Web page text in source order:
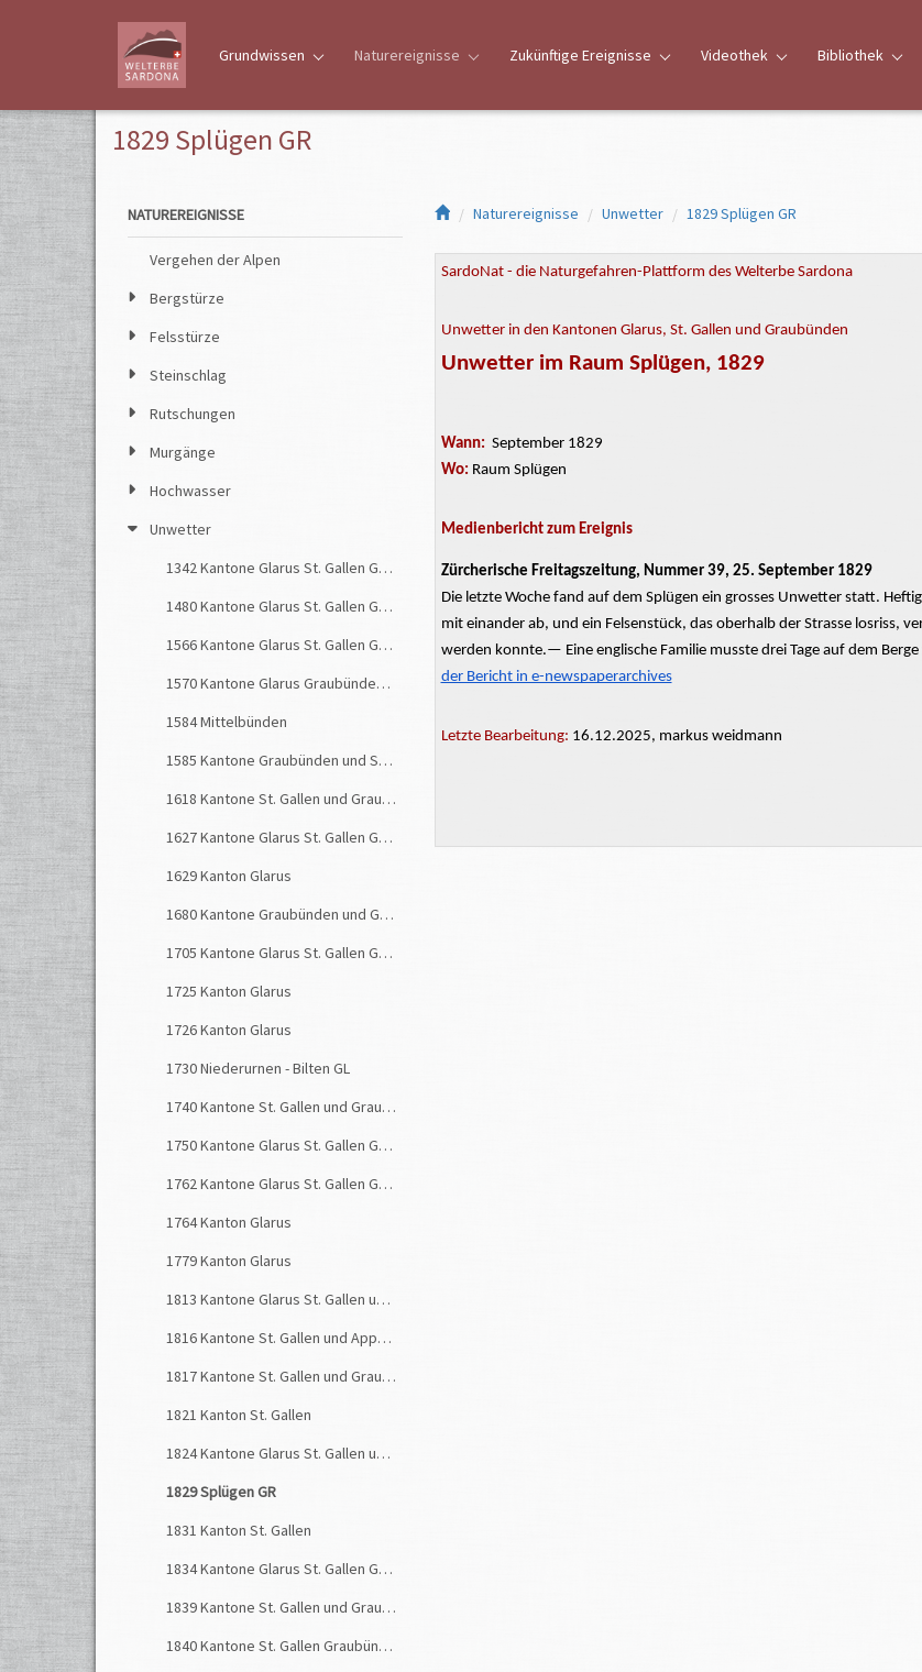
Grundwissen Naturereignisse Zukünftige Ereignisse Videothek Bibliothek
1829 Splügen GR
Naturereignisse Unwetter 1829 Splügen GR
SardoNat - die Naturgefahren-Plattform des Welterbe Sardona
Unwetter in den Kantonen Glarus, St. Gallen und Graubünden
Unwetter im Raum Splügen, 1829
Wann: September 1829
Wo: Raum Splügen
Medienbericht zum Ereignis
Zürcherische Freitagszeitung, Nummer 39, 25. September 1829
Die letzteWoche fand auf dem Splügen ein grossesUnwetter statt.
mit einanderab, und ein Felsenstück, das oberhalb der Strasse losriss,
werden konnte.— Eine englische Familie musste drei Tage auf dem
der Bericht in e-newspaperarchives
Letzte Bearbeitung: 16.12.2025, markus weidmann
NATUREREIGNISSE
Vergehen der Alpen
Bergstürze
Felsstürze
Steinschlag
Rutschungen
Murgänge
Hochwasser
Unwetter
1342 Kantone Glarus St. Gallen Graubünden
1480 Kantone Glarus St. Gallen Graubünden
1566 Kantone Glarus St. Gallen Graubünden
1570 Kantone Glarus Graubünden St. Gallen
1584 Mittelbünden
1585 Kantone Graubünden und St. Gallen
1618 Kantone St. Gallen und Graubünden
1627 Kantone Glarus St. Gallen Graubünden
1629 Kanton Glarus
1680 Kantone Graubünden und Glarus
1705 Kantone Glarus St. Gallen Graubünden
1725 Kanton Glarus
1726 Kanton Glarus
1730 Niederurnen - Bilten GL
1740 Kantone St. Gallen und Graubünden
1750 Kantone Glarus St. Gallen Graubünden
1762 Kantone Glarus St. Gallen Graubünden
1764 Kanton Glarus
1779 Kanton Glarus
1813 Kantone Glarus St. Gallen und Graubünden
1816 Kantone St. Gallen und Appenzell
1817 Kantone St. Gallen und Graubünden
1821 Kanton St. Gallen
1824 Kantone Glarus St. Gallen und Graubünden
1829 Splügen GR
1831 Kanton St. Gallen
1834 Kantone Glarus St. Gallen Graubünden
1839 Kantone St. Gallen und Graubünden
1840 Kantone St. Gallen Graubünden Glarus